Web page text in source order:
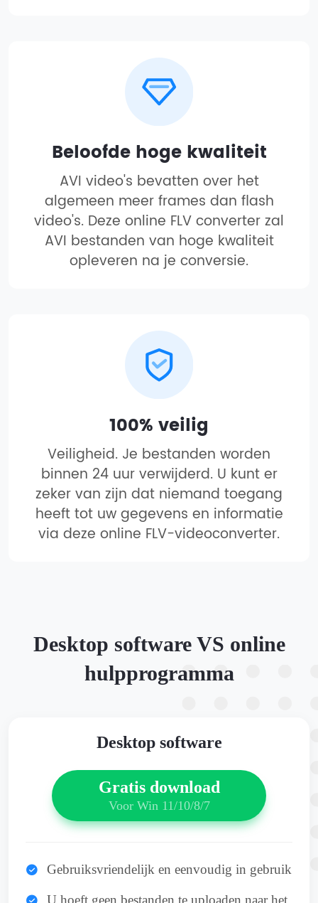
Beloofde hoge kwaliteit
AVI video's bevatten over het
algemeen meer frames dan flash
video's. Deze online FLV converter zal
AVI bestanden van hoge kwaliteit
opleveren na je conversie.
100% veilig
Veiligheid. Je bestanden worden
binnen 24 uur verwijderd. U kunt er
zeker van zijn dat niemand toegang
heeft tot uw gegevens en informatie
via deze online FLV-videoconverter.
Desktop software VS online
hulpprogramma
Desktop software
Gratis download
Voor Win 11/10/8/7
Gebruiksvriendelijk en eenvoudig in gebruik
U hoeft geen bestanden te uploaden naar het